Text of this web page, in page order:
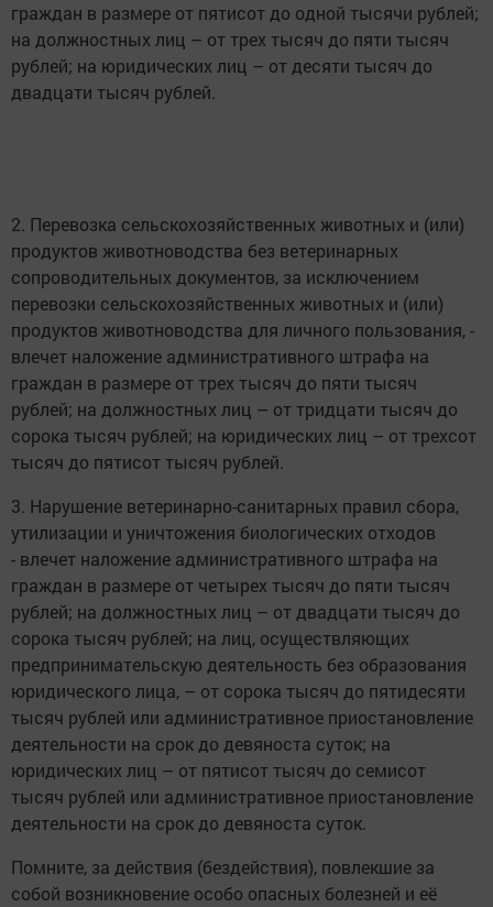
граждан в размере от пятисот до одной тысячи рублей;
на должностных лиц – от трех тысяч до пяти тысяч
рублей; на юридических лиц – от десяти тысяч до
двадцати тысяч рублей.
2. Перевозка сельскохозяйственных животных и (или)
продуктов животноводства без ветеринарных
сопроводительных документов, за исключением
перевозки сельскохозяйственных животных и (или)
продуктов животноводства для личного пользования, -
влечет наложение административного штрафа на
граждан в размере от трех тысяч до пяти тысяч
рублей; на должностных лиц – от тридцати тысяч до
сорока тысяч рублей; на юридических лиц – от трехсот
тысяч до пятисот тысяч рублей.
3. Нарушение ветеринарно-санитарных правил сбора,
утилизации и уничтожения биологических отходов
- влечет наложение административного штрафа на
граждан в размере от четырех тысяч до пяти тысяч
рублей; на должностных лиц – от двадцати тысяч до
сорока тысяч рублей; на лиц, осуществляющих
предпринимательскую деятельность без образования
юридического лица, – от сорока тысяч до пятидесяти
тысяч рублей или административное приостановление
деятельности на срок до девяноста суток; на
юридических лиц – от пятисот тысяч до семисот
тысяч рублей или административное приостановление
деятельности на срок до девяноста суток.
Помните, за действия (бездействия), повлекшие за
собой возникновение особо опасных болезней и её